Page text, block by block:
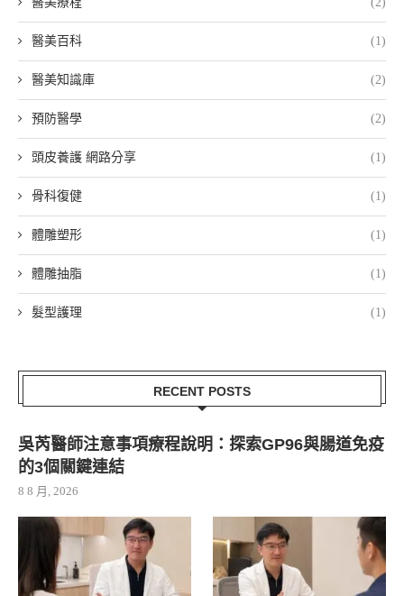
醫美百科 (1)
醫美知識庫 (2)
預防醫學 (2)
頭皮養護 網路分享 (1)
骨科復健 (1)
體雕塑形 (1)
體雕抽脂 (1)
髮型護理 (1)
RECENT POSTS
吳芮醫師注意事項療程說明：探索GP96與腸道免疫
的3個關鍵連結
8 8 月, 2026